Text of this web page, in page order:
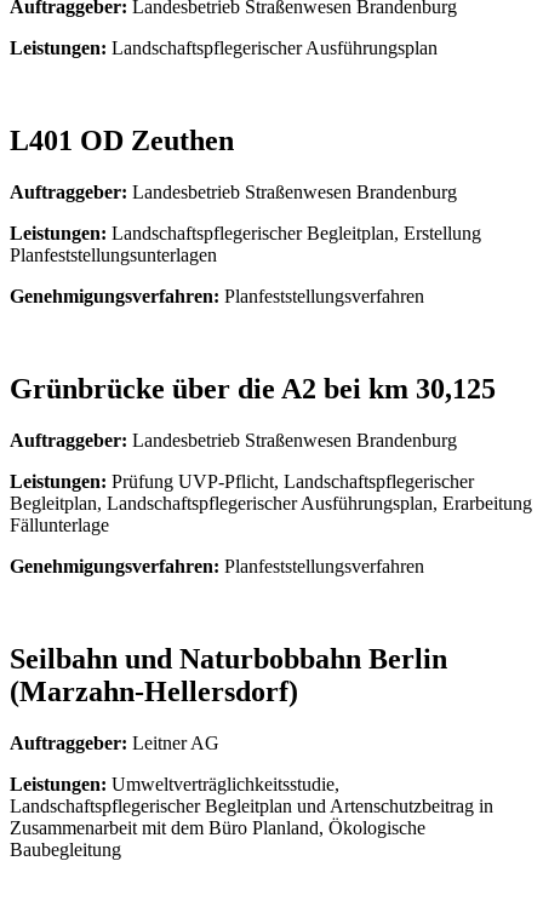
Auftraggeber: Landesbetrieb Straßenwesen Brandenburg
Leistungen: Landschaftspflegerischer Ausführungsplan
L401 OD Zeuthen
Auftraggeber: Landesbetrieb Straßenwesen Brandenburg
Leistungen: Landschaftspflegerischer Begleitplan, Erstellung
Planfeststellungsunterlagen
Genehmigungsverfahren: Planfeststellungsverfahren
Grünbrücke über die A2 bei km 30,125
Auftraggeber: Landesbetrieb Straßenwesen Brandenburg
Leistungen: Prüfung UVP-Pflicht, Landschaftspflegerischer
Begleitplan, Landschaftspflegerischer Ausführungsplan, Erarbeitung
Fällunterlage
Genehmigungsverfahren: Planfeststellungsverfahren
Seilbahn und Naturbobbahn Berlin
(Marzahn-Hellersdorf)
Auftraggeber: Leitner AG
Leistungen: Umweltverträglichkeitsstudie,
Landschaftspflegerischer Begleitplan und Artenschutzbeitrag in
Zusammenarbeit mit dem Büro Planland, Ökologische
Baubegleitung